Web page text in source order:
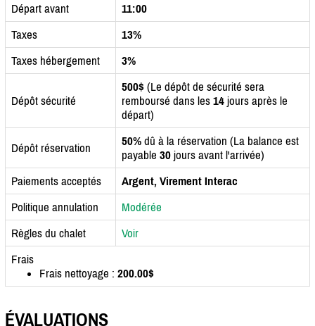
Départ avant
11:00
Taxes
13%
Taxes hébergement
3%
Dépôt sécurité
500$ (Le dépôt de sécurité sera
remboursé dans les 14 jours après le
départ)
Dépôt réservation 50% dû à la réservation (La balance est
payable 30 jours avant l'arrivée)
Paiements acceptés
Argent, Virement Interac
Politique annulation
Modérée
Règles du chalet
Voir
Frais
Frais nettoyage : 200.00$
ÉVALUATIONS